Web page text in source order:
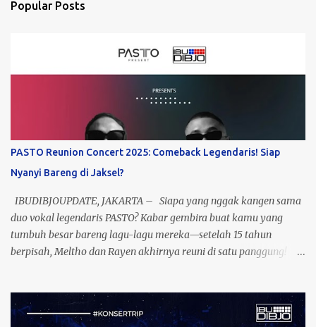
Popular Posts
PASTO Reunion Concert 2025: Comeback Legendaris! Siap
Nyanyi Bareng di Jaksel?
IBUDIBJOUPDATE, JAKARTA – Siapa yang nggak kangen sama
duo vokal legendaris PASTO? Kabar gembira buat kamu yang
tumbuh besar bareng lagu-lagu mereka—setelah 15 tahun
berpisah, Meltho dan Rayen akhirnya reuni di satu panggung!
tahun perjalanan musik PASTO. Bayangin, semua lagu hits
mereka yang dulu nemenin masa galau kamu, bakal kembali